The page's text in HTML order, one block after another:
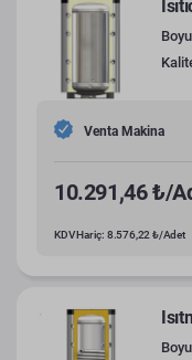
Venta Makina
10.291,46 ₺/
KDV Hariç: 8.576,22 ₺/Adet